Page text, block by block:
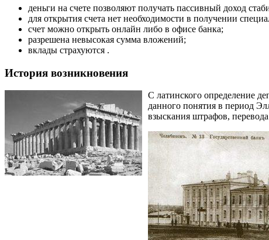
деньги на счете позволяют получать пассивный доход
для открытия счета нет необходимости в получении
счет можно открыть онлайн либо в офисе банка;
разрешена невысокая сумма вложений;
вклады страхуются .
История возникновения
С латинского определение
данного понятия в период
взыскания штрафов,